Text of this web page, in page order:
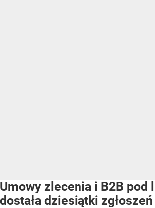
Umowy zlecenia i B2B pod
dostała dziesiątki